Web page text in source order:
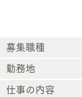
​募集職種
勤務地
仕事の内容